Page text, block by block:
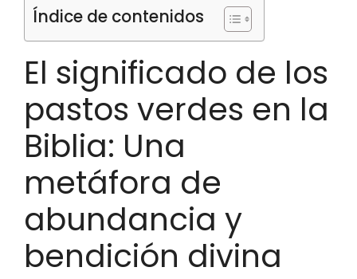
Índice de contenidos
El significado de los
pastos verdes en la
Biblia: Una
metáfora de
abundancia y
bendición divina